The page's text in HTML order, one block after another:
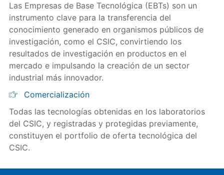
Las Empresas de Base Tecnológica (EBTs) son un
instrumento clave para la transferencia del
conocimiento generado en organismos públicos de
investigación, como el CSIC, convirtiendo los
resultados de investigación en productos en el
mercado e impulsando la creación de un sector
industrial más innovador.
Comercialización
Todas las tecnologías obtenidas en los laboratorios
del CSIC, y registradas y protegidas previamente,
constituyen el portfolio de oferta tecnológica del
CSIC.